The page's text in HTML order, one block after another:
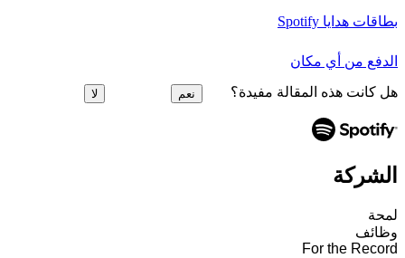
بطاقات هدايا Spotify
الدفع من أي مكان
هل كانت هذه المقالة مفيدة؟ نعم لا
الشركة
لمحة
وظائف
For the Record